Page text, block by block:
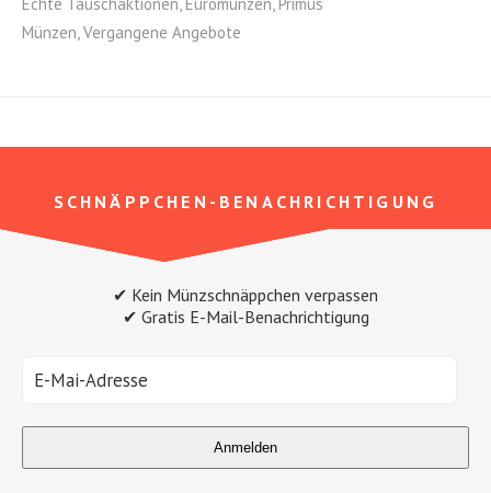
Münzen,Vergangene Angebote
SCHNÄPPCHEN-BENACHRICHTIGUNG
✔ Kein Münzschnäppchen verpassen
✔ Gratis E-Mail-Benachrichtigung